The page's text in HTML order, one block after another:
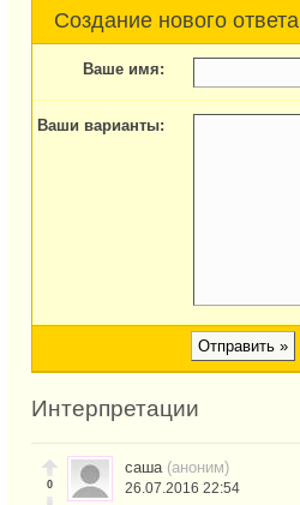
Создание нового ответа
Ваше имя:
Ваши варианты:
Интерпретации
0
саша (аноним)
26.07.2016 22:54